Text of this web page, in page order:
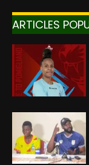
ARTICLES